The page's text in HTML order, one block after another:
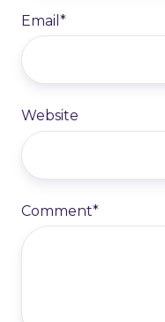
Email *
Website
Comment*